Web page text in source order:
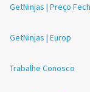
GetNinjas | Preço
GetNinjas | Europ
Trabalhe Conosco